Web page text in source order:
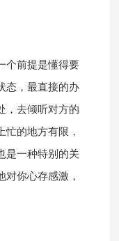
前提是懂得要
态，最直接的办
，去倾听对方的
忙的地方有限，
是一种特别的关
对你心存感激，